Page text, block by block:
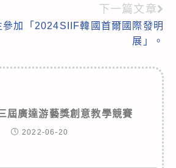
下一篇文章
參加「2024SIIF韓國首爾國際發明
展」。
屆廣達游藝獎創意教學競賽
2022-06-20